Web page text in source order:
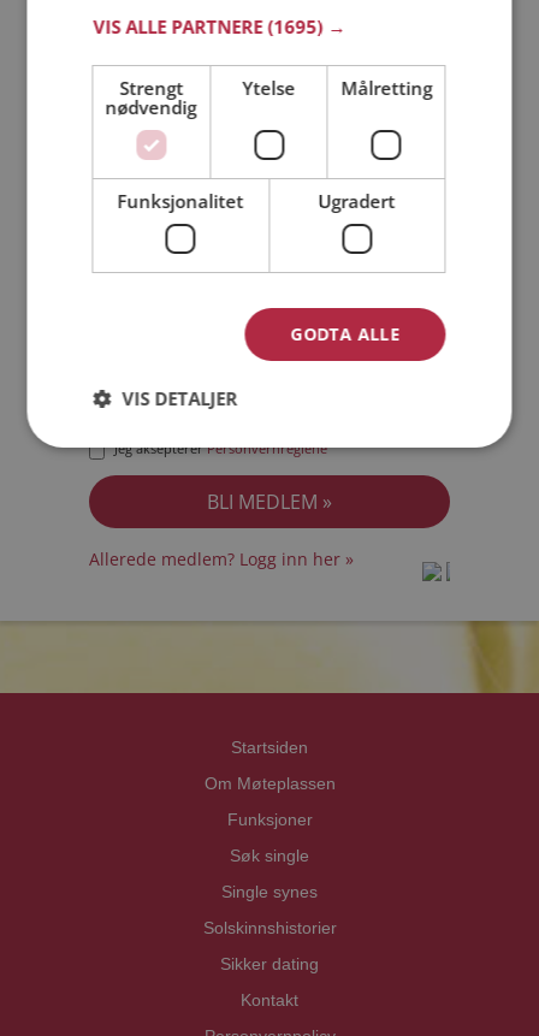
Bli medlem gratis!
Jeg er en:
Jeg akseptererPersonvernreglene
Allerede medlem? Logg inn her »
Startsiden
Om Møteplassen
Funksjoner
Søk single
Single synes
Solskinnshistorier
Sikker dating
Kontakt
VIS ALLE PARTNERE(1695) →
Strengt
nødvendig
Ytelse Målretting
Funksjonalitet Ugradert
GODTA ALLE
VIS DETALJER